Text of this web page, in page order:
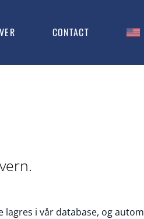
CONTACT
i vår database, og